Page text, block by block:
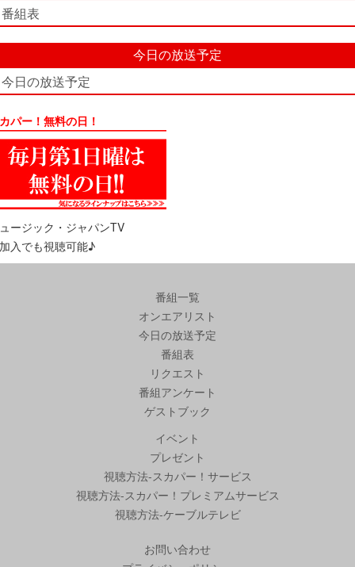
番組表
今日の放送予定
今日の放送予定
パー！無料の日！
ージック・ジャパンTV
入でも視聴可能♪
番組一覧
オンエアリスト
今日の放送予定
番組表
リクエスト
番組アンケート
ゲストブック
イベント
プレゼント
視聴方法-スカパー！サービス
視聴方法-スカパー！プレミアムサービス
視聴方法-ケーブルテレビ
お問い合わせ